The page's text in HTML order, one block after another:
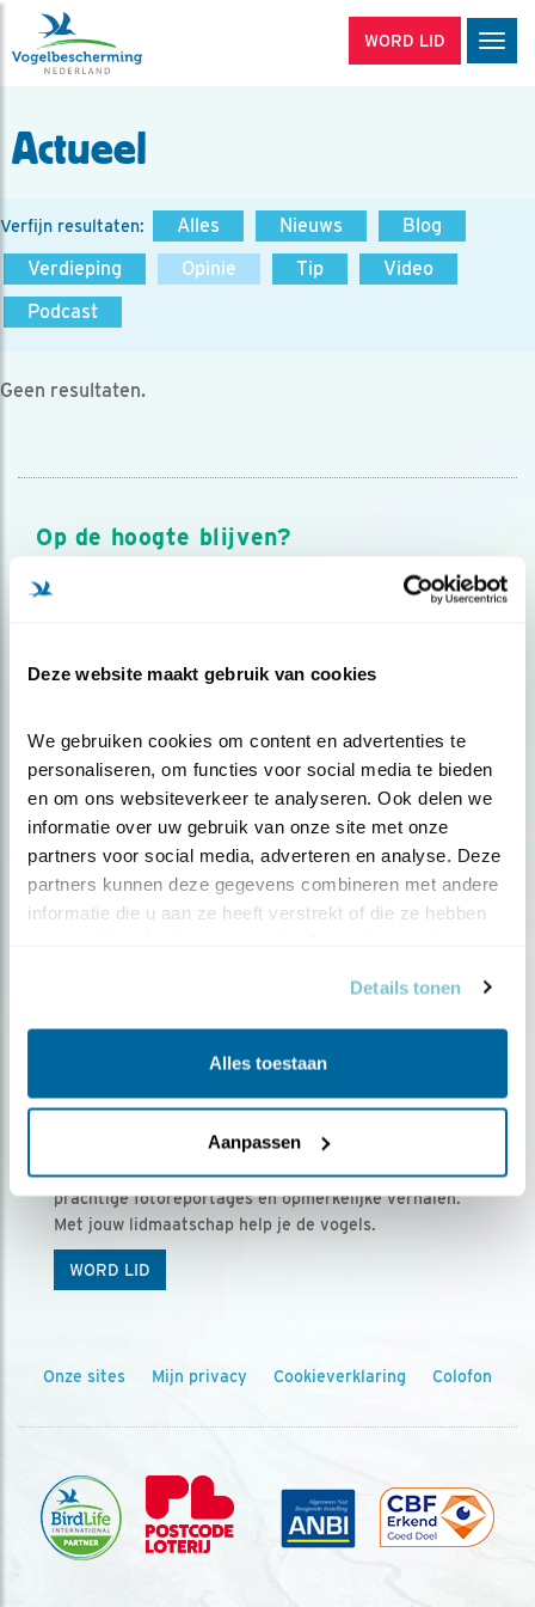
Deze website maakt gebruik van cookies
We gebruiken cookies om content en advertenties te
personaliseren, om functies voor social media te bieden
en om ons websiteverkeer te analyseren. Ook delen we
informatie over uw gebruik van onze site met onze
partners voor social media, adverteren en analyse. Deze
partners kunnen deze gegevens combineren met andere
informatie die u aan ze heeft verstrekt of die ze hebben
Details tonen
Alles toestaan
Aanpassen
WORD LID
Actueel
Verfijn resultaten: Alles Nieuws
Blog
Verdieping
Opinie Tip
Video
Podcast
Geen resultaten.
Op de hoogte blijven?
Meld je aan en ontvang nieuws, inspiratie, acties en tips
over vogels en activiteiten van Vogelbescherming.
Ontvang 5 x Vogels voor € 36,00 per jaar
Vogels is het tijdschrift voor onze leden, met
prachtige fotoreportages en opmerkelijke verhalen.
Met jouw lidmaatschap help je de vogels.
WORD LID
Onze sites Mijn privacy Cookieverklaring Colofon